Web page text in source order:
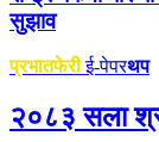
सुझाव
प्रभातफेरीई-पेपरथप
२०८३ सला